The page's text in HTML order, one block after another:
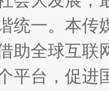
统一。本传
助全球互联
平台，促进